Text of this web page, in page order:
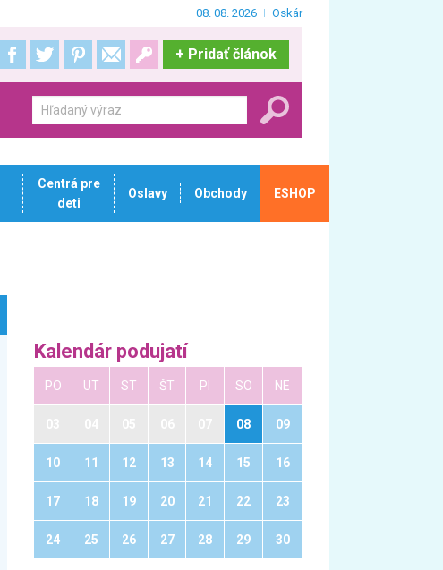
08. 08. 2026 Oskár
+ Pridať článok
Centrá pre
deti
Oslavy Obchody ESHOP
Kalendár podujatí
PO UT ST ŠT PI SO NE
08 09
10 11 12 13 14 15 16
17 18 19 20 21 22 23
24 25 26 27 28 29 30